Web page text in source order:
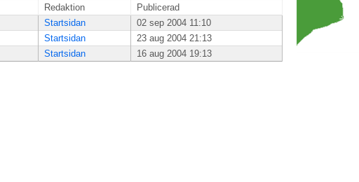
Redaktion
Publicerad
Startsidan
02 sep 2004 11:10
Startsidan
23 aug 2004 21:13
Startsidan 16 aug 2004 19:13